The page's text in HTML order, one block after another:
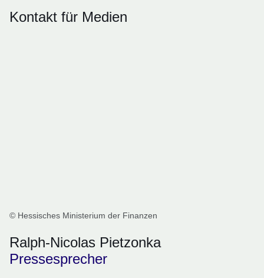
Kontakt für Medien
© Hessisches Ministerium der Finanzen
Ralph-Nicolas Pietzonka
Pressesprecher